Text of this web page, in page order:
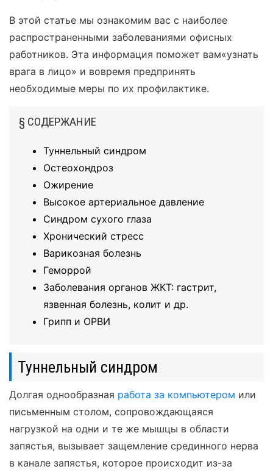
В этой статье мы ознакомим вас с наиболее
распространенными заболеваниями офисных
работников. Эта информация поможет вам«узнать
врага в лицо» и вовремя предпринять
необходимые меры по их профилактике.
§ СОДЕРЖАНИЕ
Туннельный синдром
Остеохондроз
Ожирение
Высокое артериальное давление
Синдром сухого глаза
Хронический стресс
Варикозная болезнь
Геморрой
Заболевания органов ЖКТ: гастрит,
язвенная болезнь, колит и др.
Грипп и ОРВИ
Туннельный синдром
Долгая однообразная работа за компьютером или
письменным столом, сопровождающаяся
нагрузкой на одни и те же мышцы в области
запястья, вызывает защемление срединного нерва
в канале запястья, которое происходит из-за